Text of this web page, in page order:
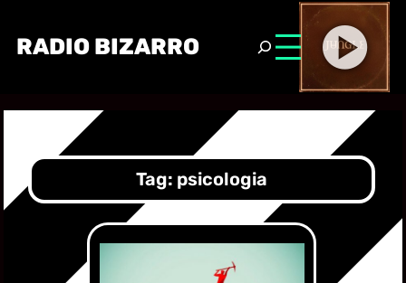
RADIO BIZARRO
Tag: psicologia